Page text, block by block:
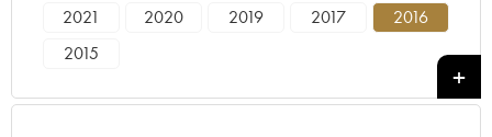
2021 2020 2019 2017
2016
2015